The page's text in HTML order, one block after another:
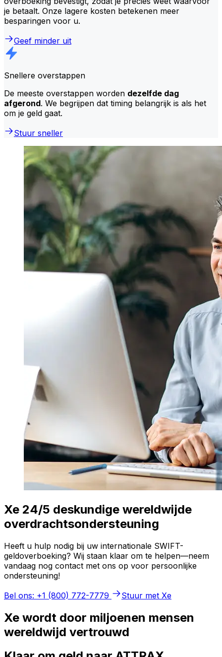
je betaalt. Onze lagere kosten betekenen meer
besparingen voor u.
Geef minder uit
Snellere overstappen
De meeste overstappen worden dezelfde dag
afgerond. We begrijpen dat timing belangrijk is als het
om je geld gaat.
Stuur sneller
Xe 24/5 deskundige wereldwijde
overdrachtsondersteuning
Heeft u hulp nodig bij uw internationale SWIFT-
geldoverboeking? Wij staan klaar om te helpen—neem
vandaag nog contact met ons op voor persoonlijke
ondersteuning!
Bel ons: +1 (800) 772-7779
Stuur met Xe
Xe wordt door miljoenen mensen
wereldwijd vertrouwd